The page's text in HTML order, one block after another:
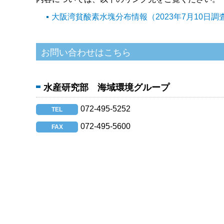
大阪湾貧酸素水塊分布情報（2023年7月10日調
水産研究部 海域環境グループ
TEL 072-495-5252
FAX 072-495-5600